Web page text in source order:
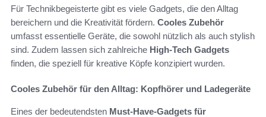
Für Technikbegeisterte gibt es viele Gadgets, die den Alltag
bereichern und die Kreativität fördern. Cooles Zubehör
umfasst essentielle Geräte, die sowohl nützlich als auch stylish
sind. Zudem lassen sich zahlreiche High-Tech Gadgets
finden, die speziell für kreative Köpfe konzipiert wurden.
Cooles Zubehör für den Alltag: Kopfhörer und Ladegeräte
Eines der bedeutendsten Must-Have-Gadgets für